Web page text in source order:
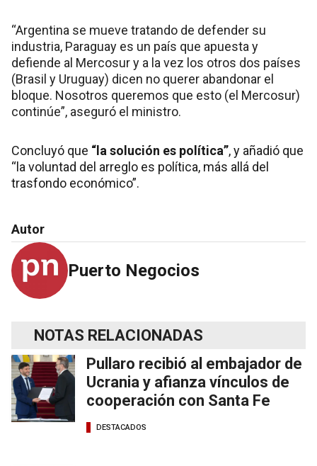
“Argentina se mueve tratando de defender su
industria, Paraguay es un país que apuesta y
defiende al Mercosur y a la vez los otros dos países
(Brasil y Uruguay) dicen no querer abandonar el
bloque. Nosotros queremos que esto (el Mercosur)
continúe”, aseguró el ministro.
Concluyó que “la solución es política”, y añadió que
“la voluntad del arreglo es política, más allá del
trasfondo económico”.
Autor
Puerto Negocios
NOTAS RELACIONADAS
Pullaro recibió al embajador de
Ucrania y afianza vínculos de
cooperación con Santa Fe
DESTACADOS